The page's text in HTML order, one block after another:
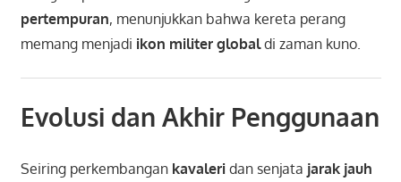
pertempuran, menunjukkan bahwa kereta perang
memang menjadi ikon militer globaldi zaman kuno.
Evolusi dan Akhir Penggunaan
Seiring perkembangan kavaleridan senjata jarak jauh